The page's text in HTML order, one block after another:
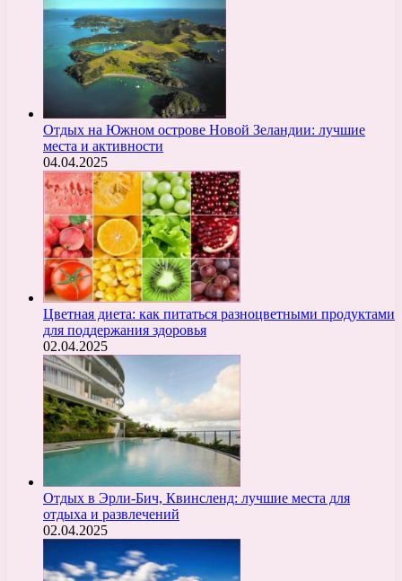
Отдых на Южном острове Новой Зеландии: лучшие
места и активности
04.04.2025
Цветная диета: как питаться разноцветными продуктами
для поддержания здоровья
02.04.2025
Отдых в Эрли-Бич, Квинсленд: лучшие места для
отдыха и развлечений
02.04.2025